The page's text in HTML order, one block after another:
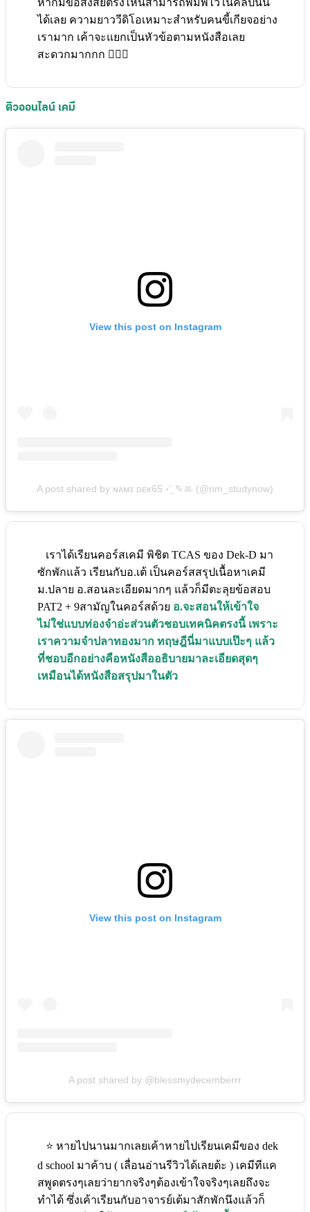
หากมีข้อสงสัยตรงไหนสามารถพิมพ์ไว้ในคลิปนั้น
ได้เลย ความยาววีดิโอเหมาะสำหรับคนขี้เกียจอย่าง
เรามาก เค้าจะแยกเป็นหัวข้อตามหนังสือเลย
สะดวกมากกก 👍🏻😭
ติวออนไลน์ เคมี
View this post on Instagram
A post shared by ɴᴀᴍɪ ᴅᴇᴋ65 ॰¨̮ ✎ꔛ (@nm_studynow)
เราได้เรียนคอร์สเคมี พิชิต TCAS ของ Dek-D มา
ซักพักแล้ว เรียนกับอ.เต้ เป็นคอร์สสรุปเนื้อหาเคมี
ม.ปลาย อ.สอนละเอียดมากๆ แล้วก็มีตะลุยข้อสอบ
PAT2 + 9สามัญในคอร์สด้วย อ.จะสอนให้เข้าใจ
ไม่ใช่แบบท่องจำอ่ะส่วนตัวชอบเทคนิคตรงนี้ เพราะ
เราความจำปลาทองมาก ทฤษฎีนี่มาแบบเป๊ะๆ แล้ว
ที่ชอบอีกอย่างคือหนังสืออธิบายมาละเอียดสุดๆ
เหมือนได้หนังสือสรุปมาในตัว
View this post on Instagram
A post shared by @blessmydecemberrr
⭐️ หายไปนานมากเลยเค้าหายไปเรียนเคมีของ dek
d school มาค้าบ ( เลื่อนอ่านรีวิวได้เลยต้ะ ) เคมีทีแค
สพูดตรงๆเลยว่ายากจริงๆต้องเข้าใจจริงๆเลยถึงจะ
ทำได้ ซึ่งเค้าเรียนกับอาจารย์เต้มาสักพักนึงแล้วก็